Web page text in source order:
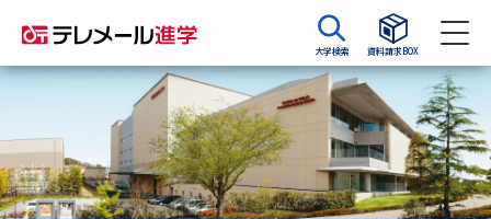
大学検索 資料請求BOX
資料請求 資料検索
大学・短大の資料種類から請求